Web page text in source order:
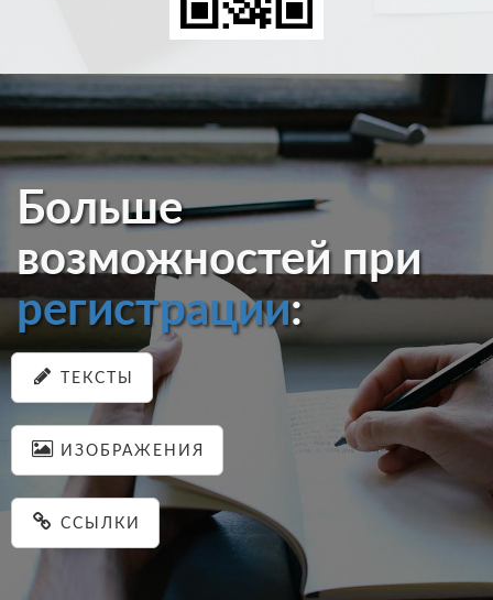
Больше
возможностей при
регистрации:
ТЕКСТЫ
ИЗОБРАЖЕНИЯ
ССЫЛКИ